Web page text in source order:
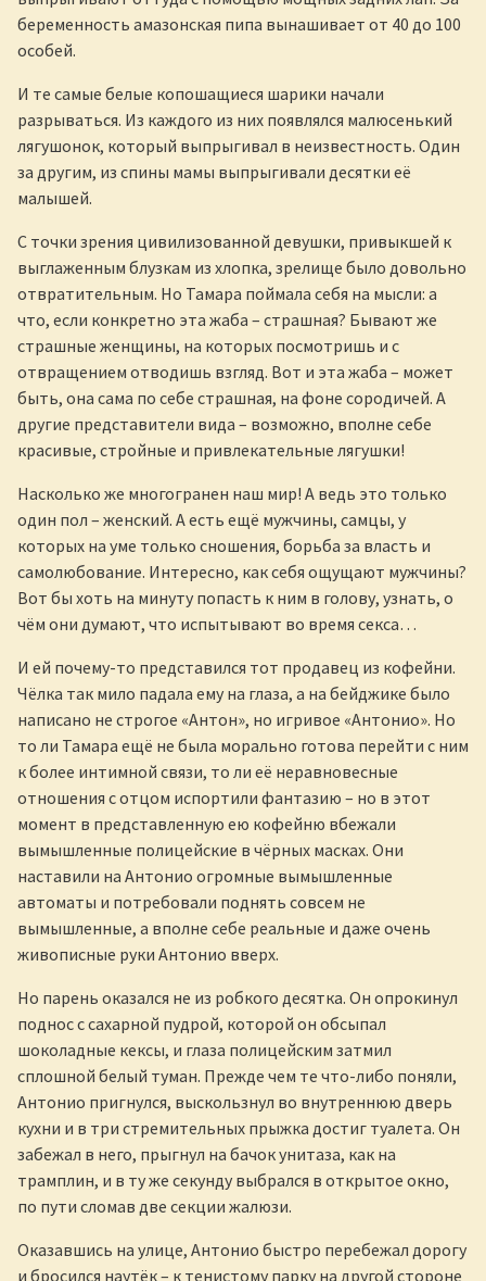
беременность амазонская пипа вынашивает от 40 до 100
особей.
И те самые белые копошащиеся шарики начали
разрываться. Из каждого из них появлялся малюсенький
лягушонок, который выпрыгивал в неизвестность. Один
за другим, из спины мамы выпрыгивали десятки её
малышей.
С точки зрения цивилизованной девушки, привыкшей к
выглаженным блузкам из хлопка, зрелище было довольно
отвратительным. Но Тамара поймала себя на мысли: а
что, если конкретно эта жаба – страшная? Бывают же
страшные женщины, на которых посмотришь и с
отвращением отводишь взгляд. Вот и эта жаба – может
быть, она сама по себе страшная, на фоне сородичей. А
другие представители вида – возможно, вполне себе
красивые, стройные и привлекательные лягушки!
Насколько же многогранен наш мир! А ведь это только
один пол – женский. А есть ещё мужчины, самцы, у
которых на уме только сношения, борьба за власть и
самолюбование. Интересно, как себя ощущают мужчины?
Вот бы хоть на минуту попасть к ним в голову, узнать, о
чём они думают, что испытывают во время секса…
И ей почему-то представился тот продавец из кофейни.
Чёлка так мило падала ему на глаза, а на бейджике было
написано не строгое «Антон», но игривое «Антонио». Но
то ли Тамара ещё не была морально готова перейти с ним
к более интимной связи, то ли её неравновесные
отношения с отцом испортили фантазию – но в этот
момент в представленную ею кофейню вбежали
вымышленные полицейские в чёрных масках. Они
наставили на Антонио огромные вымышленные
автоматы и потребовали поднять совсем не
вымышленные, а вполне себе реальные и даже очень
живописные руки Антонио вверх.
Но парень оказался не из робкого десятка. Он опрокинул
поднос с сахарной пудрой, которой он обсыпал
шоколадные кексы, и глаза полицейским затмил
сплошной белый туман. Прежде чем те что-либо поняли,
Антонио пригнулся, выскользнул во внутреннюю дверь
кухни и в три стремительных прыжка достиг туалета. Он
забежал в него, прыгнул на бачок унитаза, как на
трамплин, и в ту же секунду выбрался в открытое окно,
по пути сломав две секции жалюзи.
Оказавшись на улице, Антонио быстро перебежал дорогу
и бросился наутёк – к тенистому парку на другой стороне